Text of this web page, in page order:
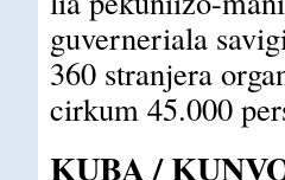
guverneriala
360 stranjera
cirkum 45.000
KUBA /